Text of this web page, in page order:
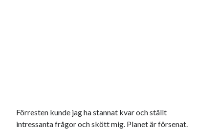
Förresten kunde jag ha stannat kvar och ställt
intressanta frågor och skött mig. Planet är försenat.